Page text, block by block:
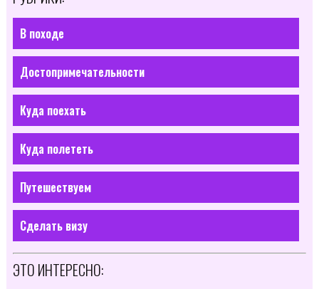
В походе
Достопримечательности
Куда поехать
Куда полететь
Путешествуем
Сделать визу
ЭТО ИНТЕРЕСНО: